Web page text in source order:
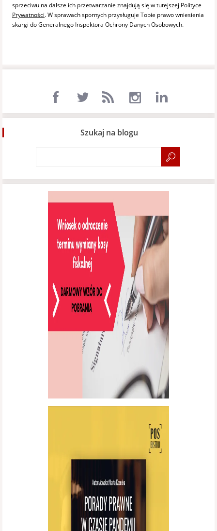
sprzeciwu na dalsze ich przetwarzanie znajdują się w tutejszej Polityce
Prywatności. W sprawach spornych przysługuje Tobie prawo wniesienia
skargi do Generalnego Inspektora Ochrony Danych Osobowych.
Szukaj na blogu